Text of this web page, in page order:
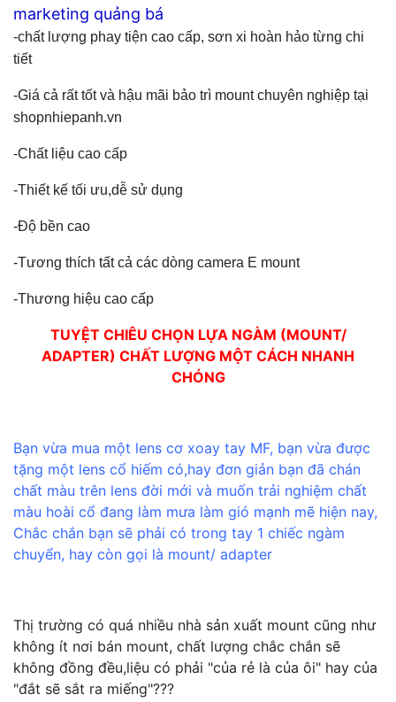
marketing quảng bá
-chất lượng phay tiện cao cấp, sơn xi hoàn hảo từng chi
tiết
-Giá cả rất tốt và hậu mãi bảo trì mount chuyên nghiệp tại
shopnhiepanh.vn
-Chất liệu cao cấp
-Thiết kế tối ưu,dễ sử dụng
-Độ bền cao
-Tương thích tất cả các dòng camera E mount
-Thương hiệu cao cấp
TUYỆT CHIÊU CHỌN LỰA NGÀM (MOUNT/
ADAPTER) CHẤT LƯỢNG MỘT CÁCH NHANH
CHÓNG
Bạn vừa mua một lens cơ xoay tay MF, bạn vừa được
tặng một lens cổ hiếm có,hay đơn giản bạn đã chán
chất màu trên lens đời mới và muốn trải nghiệm chất
màu hoài cổ đang làm mưa làm gió mạnh mẽ hiện nay,
Chắc chắn bạn sẽ phải có trong tay 1 chiếc ngàm
chuyển, hay còn gọi là mount/ adapter
Thị trường có quá nhiều nhà sản xuất mount cũng như
không ít nơi bán mount, chất lượng chắc chắn sẽ
không đồng đều,liệu có phải "của rẻ là của ôi" hay của
"đắt sẽ sắt ra miếng"???